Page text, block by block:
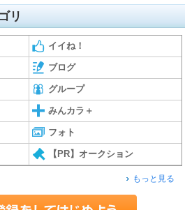
リ
イイね！
ブログ
グループ
みんカラ＋
フォト
【PR】オークション
もっと見る